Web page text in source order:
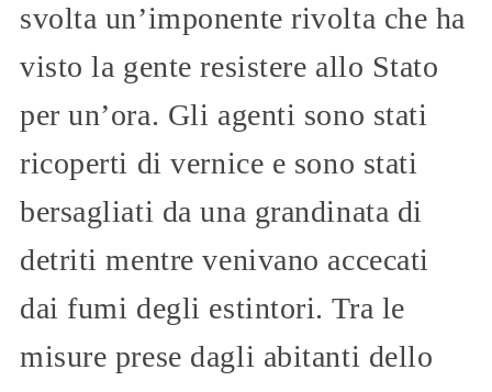
svolta un’imponente rivolta che ha
visto la gente resistere allo Stato
per un’ora. Gli agenti sono stati
ricoperti di vernice e sono stati
bersagliati da una grandinata di
detriti mentre venivano accecati
dai fumi degli estintori. Tra le
misure prese dagli abitanti dello